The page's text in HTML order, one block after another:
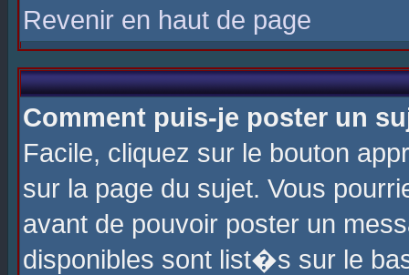
Revenir en haut de page
Comment puis-je poster un
Facile, cliquez sur le bouton
sur la page du sujet. Vous
avant de pouvoir poster un
disponibles sont list�s sur le